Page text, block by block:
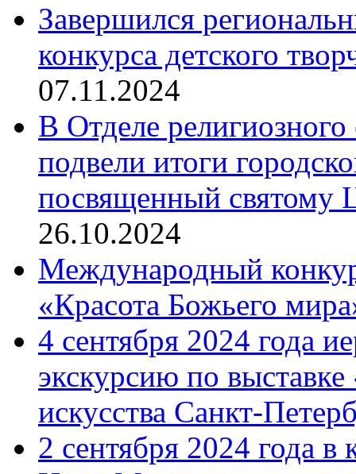
Завершился
конкурса детского
07.11.2024
В Отделе религиозного
подвели итоги
посвященный святому
26.10.2024
Международный
«Красота Божьего
4 сентября 2024 года
экскурсию по
искусства Санкт-
2 сентября 2024 года